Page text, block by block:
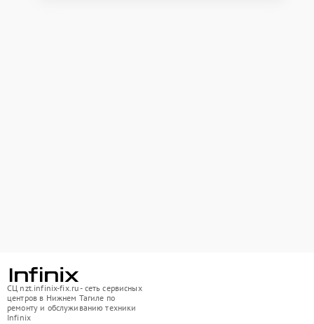
СЦ nzt.infinix-fix.ru - сеть сервисных
центров в Нижнем Тагиле по
ремонту и обслуживанию техники
Infinix